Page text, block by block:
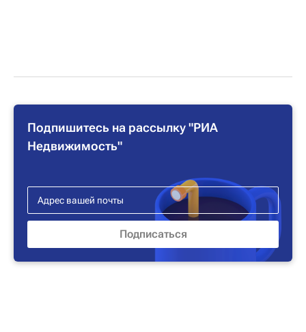
Подпишитесь на рассылку "РИА
Недвижимость"